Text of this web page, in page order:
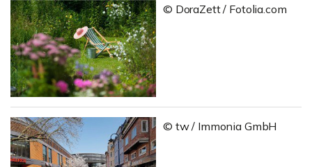
© DoraZett / Fotolia.com
© tw / Immonia GmbH